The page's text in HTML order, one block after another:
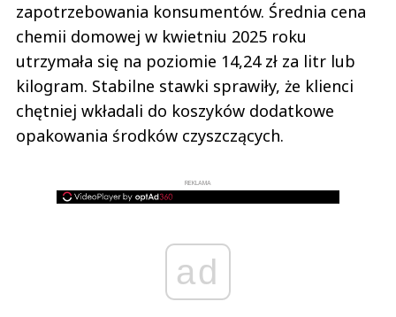
zapotrzebowania konsumentów. Średnia cena
chemii domowej w kwietniu 2025 roku
utrzymała się na poziomie 14,24 zł za litr lub
kilogram. Stabilne stawki sprawiły, że klienci
chętniej wkładali do koszyków dodatkowe
opakowania środków czyszczących.
REKLAMA
ad